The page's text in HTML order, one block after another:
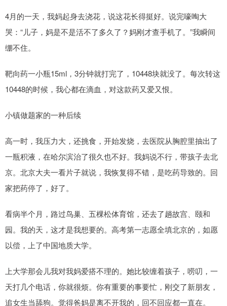
4月的一天，我妈起身去浇花，说这花长得挺好。说完嚎啕大
哭：“儿子，妈是不是活不了多久了？妈刚才查手机了。”我瞬间
绷不住。
靶向药一小瓶15ml，3分钟就打完了，10448块就没了。每次转这
10448的时候，我心都在滴血，对这款药又爱又恨。
小镇做题家的一种后续
高一时，我压力大，还挑食，开始发烧，去医院从胸腔里抽出了
一瓶积液，在哈尔滨治了很久也不好。我妈说不行，带孩子去北
京。北京大夫一看片子就说，我恢复得不错，是吃药导致的。回
家把药停了，好了。
看病半个月，路过鸟巢、五棵松体育馆，还去了趟故宫、颐和
园。我的天，这才是我想要的。高考第一志愿全填北京的，如愿
以偿，上了中国地质大学。
上大学那会儿我对我妈爱搭不理的。她比较缠着孩子，唠叨，一
天打几个电话，你就很烦。你有重要的事要忙，刚交了新朋友，
追女生当舔狗。觉得爸妈是离不开我的，回不回应都一直在。